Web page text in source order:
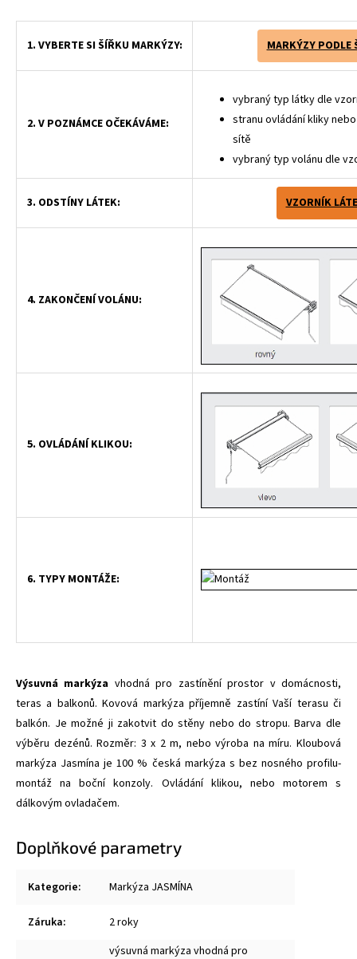
1. VYBERTE SI ŠÍŘKU MARKÝZY: MARKÝZY PODLE
2. V POZNÁMCE OČEKÁVÁME:
vybraný typ látky dle
stranu ovládání kliky
sítě
vybraný typ volánu dle
3. ODSTÍNY LÁTEK: VZORNÍK
4. ZAKONČENÍ VOLÁNU:
5. OVLÁDÁNÍ KLIKOU:
6. TYPY MONTÁŽE:
Výsuvná markýza vhodná pro zastínění prostor v domácnosti,
teras a balkonů. Kovová markýza příjemně zastíní Vaší terasu či
balkón. Je možné ji zakotvit do stěny nebo do stropu. Barva dle
výběru dezénů. Rozměr: 3 x 2 m, nebo výroba na míru. Kloubová
markýza Jasmína je 100 % česká markýza s bez nosného profilu-
montáž na boční konzoly. Ovládání klikou, nebo motorem s
dálkovým ovladačem.
Doplňkové parametry
Kategorie: Markýza JASMÍNA
Záruka: 2 roky
výsuvná markýza vhodná pro